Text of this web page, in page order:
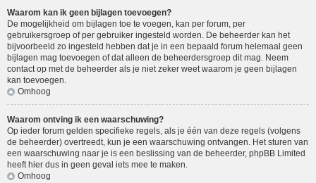
Waarom kan ik geen bijlagen toevoegen?
De mogelijkheid om bijlagen toe te voegen, kan per forum, per
gebruikersgroep of per gebruiker ingesteld worden. De beheerder kan het
bijvoorbeeld zo ingesteld hebben dat je in een bepaald forum helemaal geen
bijlagen mag toevoegen of dat alleen de beheerdersgroep dit mag. Neem
contact op met de beheerder als je niet zeker weet waarom je geen bijlagen
kan toevoegen.
Omhoog
Waarom ontving ik een waarschuwing?
Op ieder forum gelden specifieke regels, als je één van deze regels (volgens
de beheerder) overtreedt, kun je een waarschuwing ontvangen. Het sturen van
een waarschuwing naar je is een beslissing van de beheerder, phpBB Limited
heeft hier dus in geen geval iets mee te maken.
Omhoog